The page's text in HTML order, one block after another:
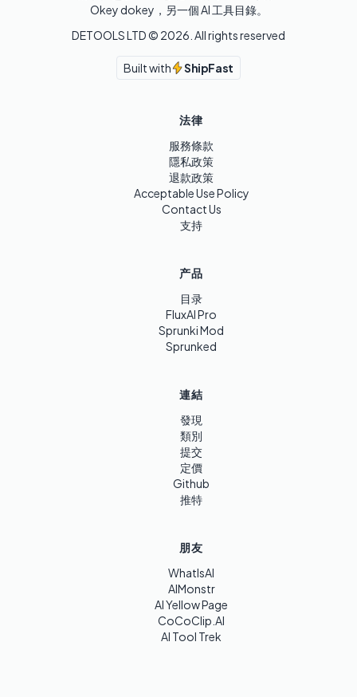
Okey dokey，另一個 AI 工具目錄。
DETOOLS LTD © 2026 . All rights reserved
Built with ShipFast
法律
服務條款
隱私政策
退款政策
Acceptable Use Policy
Contact Us
支持
产品
目录
FluxAI Pro
Sprunki Mod
Sprunked
連結
發現
類別
提交
定價
Github
推特
朋友
WhatIsAI
AIMonstr
AI Yellow Page
CoCoClip.AI
AI Tool Trek